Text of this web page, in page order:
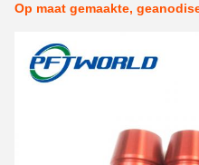
Op maat gemaakte,